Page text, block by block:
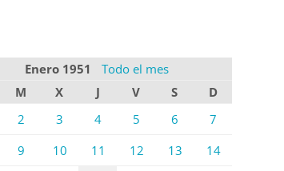
Enero 1951
Todo el mes
M X J V S
D
2 3 4 5 6
7
9 10 11 12 13
14